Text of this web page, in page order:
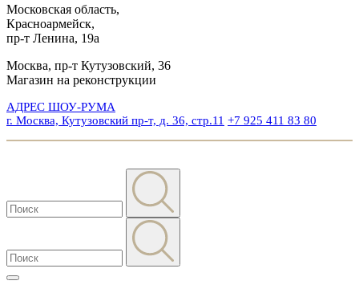
Московская область,
Красноармейск,
пр-т Ленина, 19а
Москва, пр-т Кутузовский, 36
Магазин на реконструкции
АДРЕС ШОУ-РУМА
г. Москва, Кутузовский пр-т, д. 36, стр.11 +7 925 411 83 80